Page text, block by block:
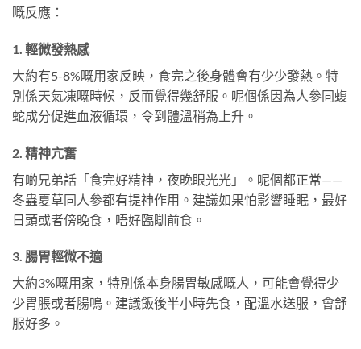
嘅反應：
1. 輕微發熱感
大約有5-8%嘅用家反映，食完之後身體會有少少發熱。特
別係天氣凍嘅時候，反而覺得幾舒服。呢個係因為人參同蝮
蛇成分促進血液循環，令到體溫稍為上升。
2. 精神亢奮
有啲兄弟話「食完好精神，夜晚眼光光」。呢個都正常——
冬蟲夏草同人參都有提神作用。建議如果怕影響睡眠，最好
日頭或者傍晚食，唔好臨瞓前食。
3. 腸胃輕微不適
大約3%嘅用家，特別係本身腸胃敏感嘅人，可能會覺得少
少胃脹或者腸鳴。建議飯後半小時先食，配溫水送服，會舒
服好多。